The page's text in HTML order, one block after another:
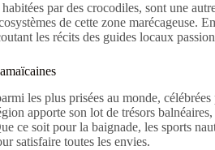
par des crocodiles, sont une
de cette zone marécageuse.
les récits des guides locaux
les plus prisées au monde,
apporte son lot de trésors
ce soit pour la baignade, les sports
satisfaire toutes les envies.